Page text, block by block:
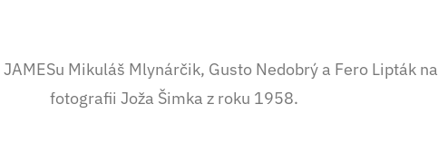
Mikuláš Mlynárčik, Gusto Nedobrý a Fero Lipták na
fotografii Joža Šimka z roku 1958.